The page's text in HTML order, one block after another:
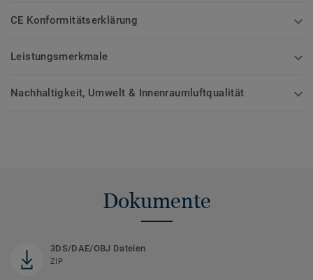
CE Konformitätserklärung
Leistungsmerkmale
Nachhaltigkeit, Umwelt & Innenraumluftqualität
Dokumente
3DS/DAE/OBJ Dateien
ZIP